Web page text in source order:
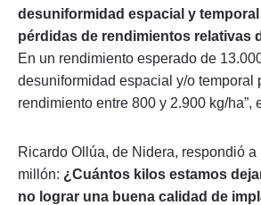
desuniformidad espacial y
pérdidas de rendimientos relativas
En un rendimiento esperado de
desuniformidad espacial y/o temporal
rendimiento entre 800 y 2.900 kg/ha”,
Ricardo Ollúa, de Nidera, respondió a
millón: ¿Cuántos kilos estamos
no lograr una buena calidad de